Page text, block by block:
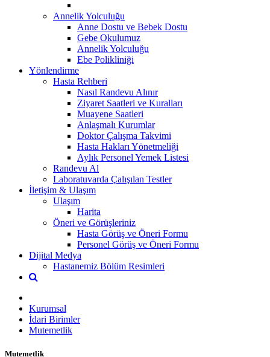
Annelik Yolculuğu
Anne Dostu ve Bebek Dostu
Gebe Okulumuz
Annelik Yolculuğu
Ebe Polikliniği
Yönlendirme
Hasta Rehberi
Nasıl Randevu Alınır
Ziyaret Saatleri ve Kuralları
Muayene Saatleri
Anlaşmalı Kurumlar
Doktor Çalışma Takvimi
Hasta Hakları Yönetmeliği
Aylık Personel Yemek Listesi
Randevu Al
Laboratuvarda Çalışılan Testler
İletişim & Ulaşım
Ulaşım
Harita
Öneri ve Görüşleriniz
Hasta Görüş ve Öneri Formu
Personel Görüş ve Öneri Formu
Dijital Medya
Hastanemiz Bölüm Resimleri
Kurumsal
İdari Birimler
Mutemetlik
Mutemetlik